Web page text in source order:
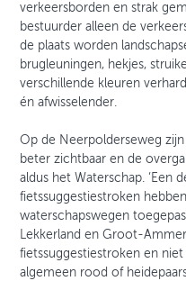
verkeersborden en strak
bestuurder alleen de
de plaats worden
brugleuningen, hekjes,
verschillende kleuren
én afwisselender.
Op de Neerpolderseweg
beter zichtbaar en de
aldus het Waterschap. ‘Een
fietssuggestiestroken
waterschapswegen
Lekkerland en Groot-
fietssuggestiestroken en
algemeen rood of